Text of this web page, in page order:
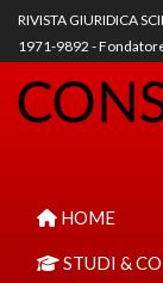
RIVISTA GIURIDICA
1971-9892 -
HOME
STUDI &